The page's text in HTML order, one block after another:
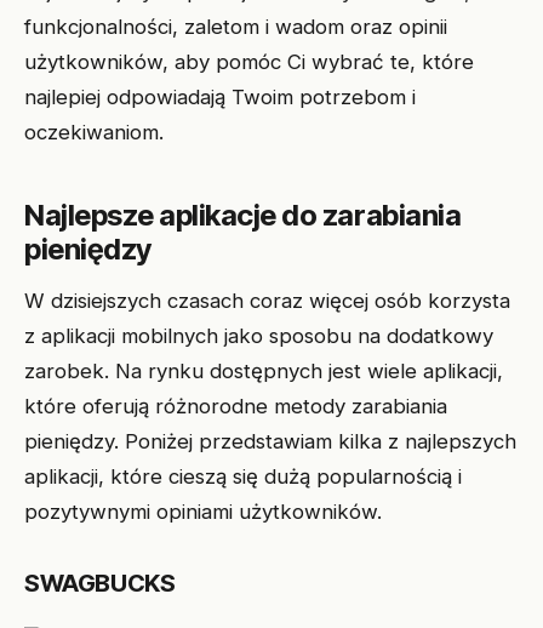
funkcjonalności, zaletom i wadom oraz opinii
użytkowników, aby pomóc Ci wybrać te, które
najlepiej odpowiadają Twoim potrzebom i
oczekiwaniom.
Najlepsze aplikacje do zarabiania
pieniędzy
W dzisiejszych czasach coraz więcej osób korzysta
z aplikacji mobilnych jako sposobu na dodatkowy
zarobek. Na rynku dostępnych jest wiele aplikacji,
które oferują różnorodne metody zarabiania
pieniędzy. Poniżej przedstawiam kilka z najlepszych
aplikacji, które cieszą się dużą popularnością i
pozytywnymi opiniami użytkowników.
SWAGBUCKS